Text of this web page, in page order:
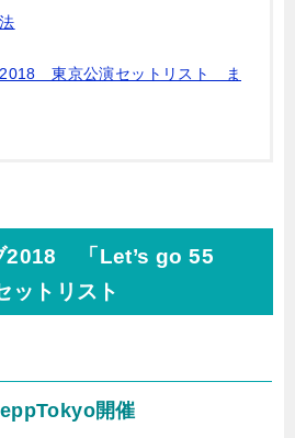
2018 東京公演セットリスト ま
2018 「Let’s go 55
ットリスト
開催